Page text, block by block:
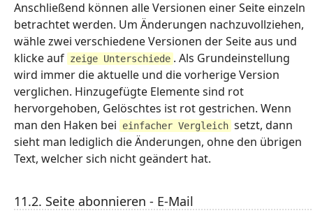
Anschließend können alle Versionen einer Seite einzeln
betrachtet werden. Um Änderungen nachzuvollziehen,
wähle zwei verschiedene Versionen der Seite aus und
klicke auf zeige Unterschiede . Als Grundeinstellung
wird immer die aktuelle und die vorherige Version
verglichen. Hinzugefügte Elemente sind rot
hervorgehoben, Gelöschtes ist rot gestrichen. Wenn
man den Haken bei
einfacher Vergleich setzt, dann
sieht man lediglich die Änderungen, ohne den übrigen
Text, welcher sich nicht geändert hat.
11.2. Seite abonnieren - E-Mail